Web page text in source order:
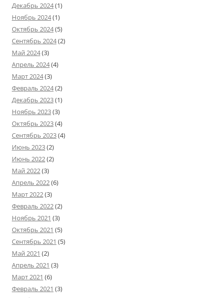
Декабрь 2024(1)
Ноябрь 2024(1)
Октябрь 2024(5)
Сентябрь 2024(2)
Май 2024(3)
Апрель 2024(4)
Март 2024(3)
Февраль 2024(2)
Декабрь 2023(1)
Ноябрь 2023(3)
Октябрь 2023(4)
Сентябрь 2023(4)
Июнь 2023(2)
Июнь 2022(2)
Май 2022(3)
Апрель 2022(6)
Март 2022(3)
Февраль 2022(2)
Ноябрь 2021 (3)
Октябрь 2021 (5)
Сентябрь 2021 (5)
Май 2021 (2)
Апрель 2021 (3)
Март 2021 (6)
Февраль 2021 (3)